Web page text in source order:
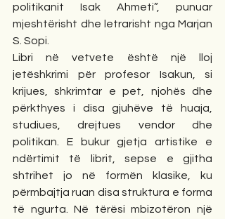
politikanit Isak Ahmeti”, punuar
mjeshtërisht dhe letrarisht nga Marjan
S. Sopi.
Libri në vetvete është një lloj
jetëshkrimi për profesor Isakun, si
krijues, shkrimtar e pet, njohës dhe
përkthyes i disa gjuhëve të huaja,
studiues, drejtues vendor dhe
politikan. E bukur gjetja artistike e
ndërtimit të librit, sepse e gjitha
shtrihet jo në formën klasike, ku
përmbajtja ruan disa struktura e forma
të ngurta. Në tërësi mbizotëron një